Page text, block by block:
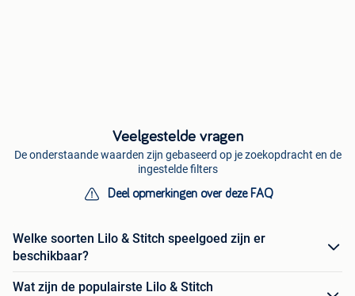
Veelgestelde vragen
De onderstaande waarden zijn gebaseerd op je zoekopdracht en de
ingestelde filters
Deel opmerkingen over deze FAQ
Welke soorten Lilo & Stitch speelgoed zijn er
beschikbaar?
Wat zijn de populairste Lilo & Stitch